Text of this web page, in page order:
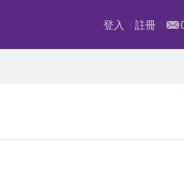
登入 註冊